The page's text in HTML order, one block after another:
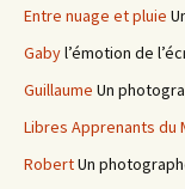
Entre nuage et pluie
Gabyl’émotion de
Guillaume Un
Libres Apprenants du
RobertUn